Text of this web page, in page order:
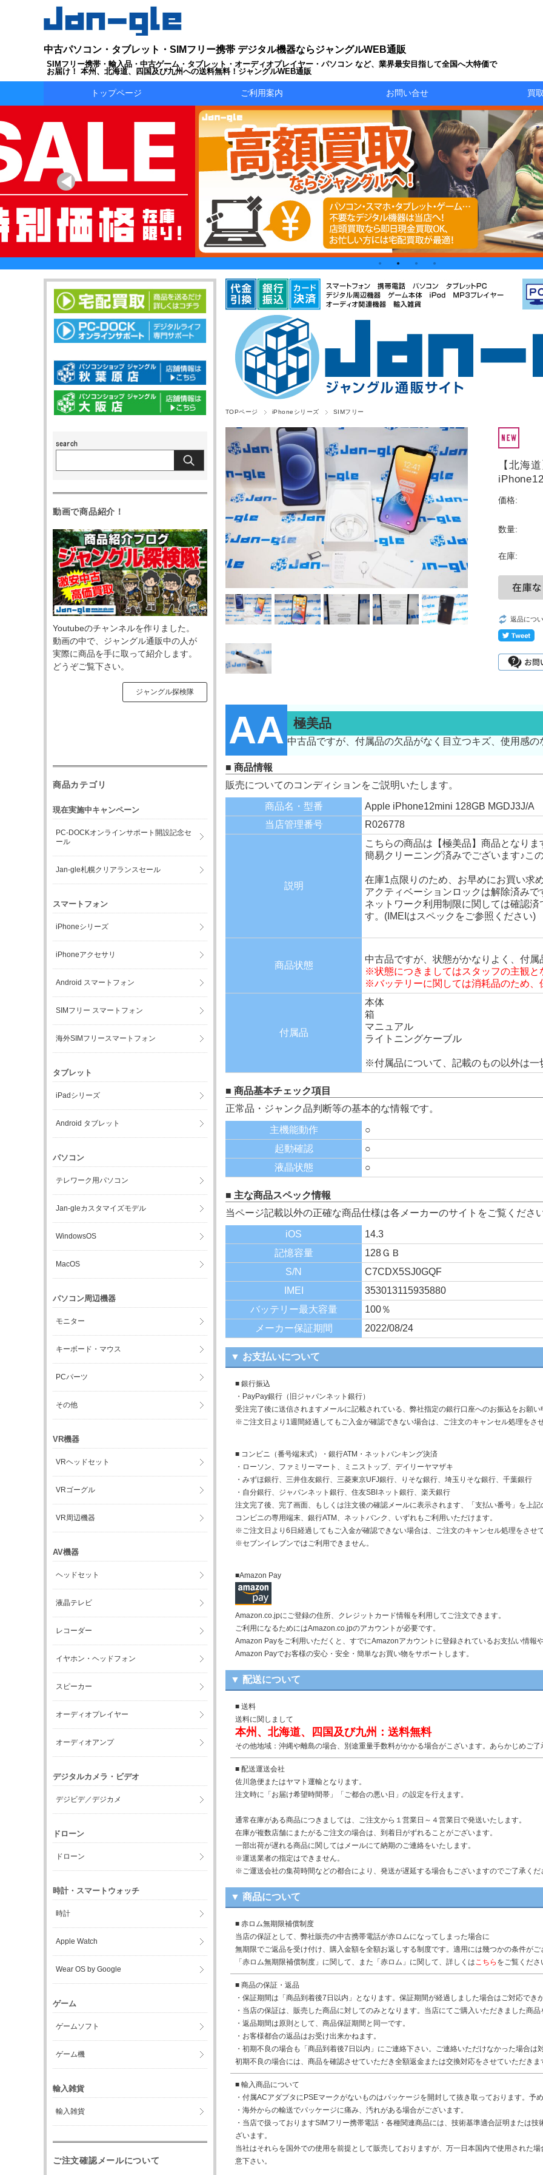
中古パソコン・タブレット・SIMフリー携帯 デジタル機器ならジャングルWEB通販
SIMフリー携帯・輸入品・中古ゲーム・タブレット・オーディオプレイヤー・パソコン など、業界最安目指して全国へ大特価で
お届け！ 本州、北海道、四国及び九州への送料無料！ジャングルWEB通販
トップページ ご利用案内 お問い合せ 買
TOPページ iPhoneシリーズ SIMフリー
【北海
価格:
数量:
在庫:
返品につ
AA 極美品
中古品ですが、付属品の欠品がなく目立つキズ、使用感の
■ 商品情報
販売についてのコンディションをご説明いたします。
商品名・型番
Apple iPhone12mini 128GB MGDJ3J/A
当店管理番号
R026778
説明
こちらの商品は【極美品】商品となりま
簡易クリーニング済みでございます♪こ
在庫1点限りのため、お早めにお買い求
アクティベーションロックは解除済みで
ネットワーク利用制限に関しては確認
す。(IMEIはスペックをご参照ください)
商品状態
中古品ですが、状態がかなりよく、付
※状態につきましてはスタッフの主観
※バッテリーに関しては消耗品のため
付属品
本体
箱
マニュアル
ライトニングケーブル
※付属品について、記載のもの以外は一
■ 商品基本チェック項目
正常品・ジャンク品判断等の基本的な情報です。
主機能動作
○
起動確認
○
液晶状態
○
■ 主な商品スペック情報
当ページ記載以外の正確な商品仕様は各メーカーのサイトをご覧くださ
iOS
14.3
記憶容量
128ＧＢ
S/N
C7CDX5SJ0GQF
IMEI
353013115935880
バッテリー最大容量
100％
メーカー保証期間
2022/08/24
▼ お支払いについて
■ 銀行振込
・PayPay銀行（旧ジャパンネット銀行）
受注完了後に送信されますメールに記載されている、弊社指定の銀行口座へのお振込をお願い
※ご注文日より1週間経過してもご入金が確認できない場合は、ご注文のキャンセル処理をさ
■ コンビニ（番号端末式）・銀行ATM・ネットバンキング決済
・ローソン、ファミリーマート、ミニストップ、デイリーヤマザキ
・みずほ銀行、三井住友銀行、三菱東京UFJ銀行、りそな銀行、埼玉りそな銀行、千葉銀行
・自分銀行、ジャパンネット銀行、住友SBIネット銀行、楽天銀行
注文完了後、完了画面、もしくは注文後の確認メールに表示されます、「支払い番号」を上
コンビニの専用端末、銀行ATM、ネットバンク、いずれもご利用いただけます。
※ご注文日より6日経過してもご入金が確認できない場合は、ご注文のキャンセル処理をさせ
※セブンイレブンではご利用できません。
■Amazon Pay
Amazon.co.jpにご登録の住所、クレジットカード情報を利用してご注文できます。
ご利用になるためにはAmazon.co.jpのアカウントが必要です。
Amazon Payをご利用いただくと、すでにAmazonアカウントに登録されているお支払い情報
Amazon Payでお客様の安心・安全・簡単なお買い物をサポートします。
▼ 配送について
■ 送料
送料に関しまして
本州、北海道、四国及び九州：送料無料
その他地域：沖縄や離島の場合、別途重量手数料がかかる場合がこざいます。あらかじめご了
■ 配送運送会社
佐川急便またはヤマト運輸となります。
注文時に「お届け希望時間帯」「ご都合の悪い日」の設定を行えます。
通常在庫がある商品につきましては、ご注文から１営業日～４営業日で発送いたします。
在庫が複数店舗にまたがるご注文の場合は、到着日がずれることがございます。
一部出荷が遅れる商品に関してはメールにて納期のご連絡をいたします。
※運送業者の指定はできません。
※ご運送会社の集荷時間などの都合により、発送が遅延する場合もございますのでご了承くだ
▼ 商品について
■ 赤ロム無期限補償制度
当店の保証として、弊社販売の中古携帯電話が赤ロムになってしまった場合に
無期限でご返品を受け付け、購入金額を全額お返しする制度です。適用には幾つかの条件がご
「赤ロム無期限補償制度」に関して、また「赤ロム」に関して、詳しくは こちら をご覧くださ
■ 商品の保証・返品
・保証期間は「商品到着後7日以内」となります。保証期間が経過しました場合はご対応でき
・当店の保証は、販売した商品に対してのみとなります。当店にてご購入いただきました商
・返品期間は原則として、商品保証期間と同一です。
・お客様都合の返品はお受け出来かねます。
・初期不良の場合も「商品到着後7日以内」にご連絡下さい。ご連絡いただけなかった場合は
初期不良の場合には、商品を確認させていただき全額返金または交換対応をさせていただき
■ 輸入商品について
・付属ACアダプタにPSEマークがないものはパッケージを開封して抜き取っております。予
・海外からの輸送でパッケージに痛み、汚れがある場合がございます。
・当店で扱っておりますSIMフリー携帯電話・各種関連商品には、技術基準適合証明または
ざいます。
当社はそれらを国外での使用を前提として販売しておりますが、万一日本国内で使用された
意下さい。
動画で商品紹介！
Youtubeのチャンネルを作りました。
動画の中で、ジャングル通販中の人が
実際に商品を手に取って紹介します。
どうぞご覧下さい。
ジャングル探検隊
商品カテゴリ
現在実施中キャンペーン
PC-DOCKオンラインサポート開設記念セ
ール
Jan-gle札幌クリアランスセール
スマートフォン
iPhoneシリーズ
iPhoneアクセサリ
Android スマートフォン
SIMフリー スマートフォン
海外SIMフリースマートフォン
タブレット
iPadシリーズ
Android タブレット
パソコン
テレワーク用パソコン
Jan-gleカスタマイズモデル
WindowsOS
MacOS
パソコン周辺機器
モニター
キーボード・マウス
PCパーツ
その他
VR機器
VRヘッドセット
VRゴーグル
VR周辺機器
AV機器
ヘッドセット
液晶テレビ
レコーダー
イヤホン・ヘッドフォン
スピーカー
オーディオプレイヤー
オーディオアンプ
デジタルカメラ・ビデオ
デジビデ／デジカメ
ドローン
ドローン
時計・スマートウォッチ
時計
Apple Watch
Wear OS by Google
ゲーム
ゲームソフト
ゲーム機
輸入雑貨
輸入雑貨
ご注文確認メールについて